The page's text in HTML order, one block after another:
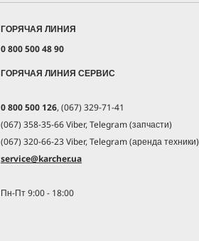
ГОРЯЧАЯ ЛИНИЯ
0 800 500 48 90
ГОРЯЧАЯ ЛИНИЯ СЕРВИС
0 800 500 126, (067) 329-71-41
(067) 358-35-66 Viber, Telegram (запчасти)
(067) 320-66-23 Viber, Telegram (аренда техники)
service@karcher.ua
Пн-Пт 9:00 - 18:00